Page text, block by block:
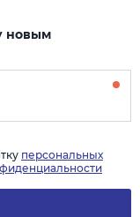
новым
персональных